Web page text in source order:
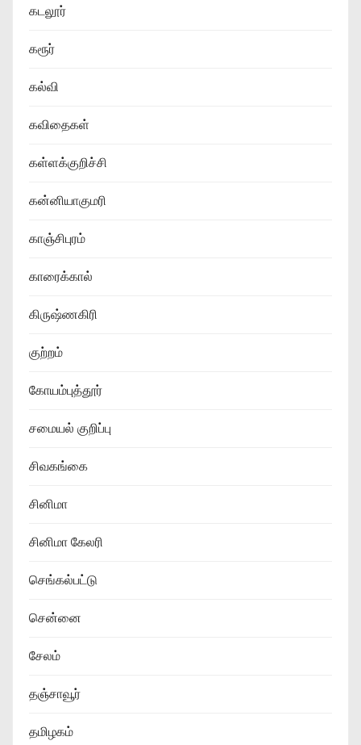
கடலூர்
கரூர்
கல்வி
கவிதைகள்
கள்ளக்குறிச்சி
கன்னியாகுமரி
காஞ்சிபுரம்
காரைக்கால்
கிருஷ்ணகிரி
குற்றம்
கோயம்புத்தூர்
சமையல் குறிப்பு
சிவகங்கை
சினிமா
சினிமா கேலரி
செங்கல்பட்டு
சென்னை
சேலம்
தஞ்சாவூர்
தமிழகம்